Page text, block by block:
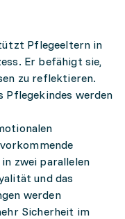
Pflegeeltern in
Er befähigt sie,
zu reflektieren.
Pflegekindes werden
zwei parallelen
und das
werden
Sicherheit im